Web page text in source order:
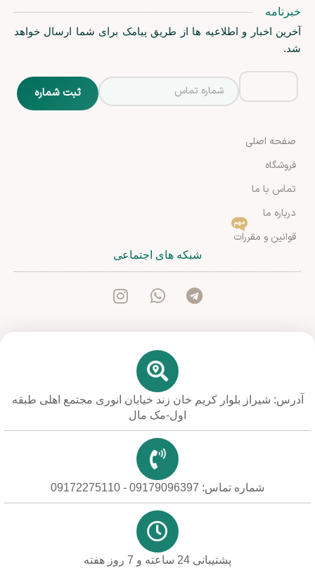
خبرنامه
آخرین اخبار و اطلاعیه ها از طریق پیامک برای شما ارسال خواهد
شد.
صفحه اصلی
فروشگاه
تماس با ما
درباره ما
قوانین و مقررات
مهم
شبکه های اجتماعی
آدرس: شیراز بلوار کریم خان زند خیابان انوری مجتمع اهلی طبقه
اول-مک مال
شماره تماس: 09179096397 - 09172275110
پشتیبانی 24 ساعته و 7 روز هفته